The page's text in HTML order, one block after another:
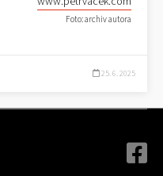
Foto: archiv autora
25. 6. 2025